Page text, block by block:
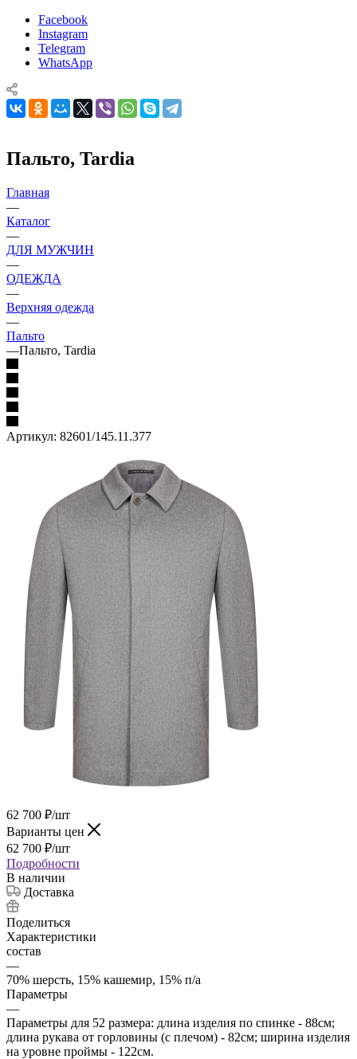
Facebook
Instagram
Telegram
WhatsApp
Пальто, Tardia
Главная
—
Каталог
—
ДЛЯ МУЖЧИН
—
ОДЕЖДА
—
Верхняя одежда
—
Пальто
—Пальто, Tardia
Артикул: 82601/145.11.377
62 700 ₽/шт
Варианты цен
62 700 ₽/шт
Подробности
В наличии
Доставка
Поделиться
Характеристики
состав
—
70% шерсть, 15% кашемир, 15% п/а
Параметры
—
Параметры для 52 размера: длина изделия по спинке - 88см;
длина рукава от горловины (с плечом) - 82см; ширина изделия
на уровне проймы - 122см.